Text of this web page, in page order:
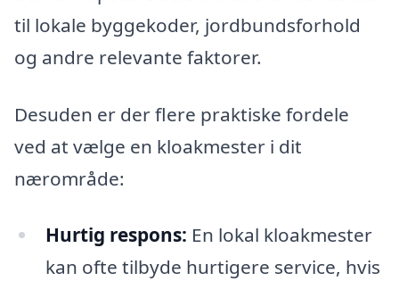
til lokale byggekoder, jordbundsforhold
og andre relevante faktorer.
Desuden er der flere praktiske fordele
ved at vælge en kloakmester i dit
nærområde:
Hurtig respons: En lokal kloakmester
kan ofte tilbyde hurtigere service, hvis